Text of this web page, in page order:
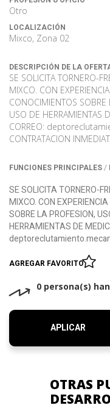
Otro
LOCALIZACIÓN
Mixco, Zona 02
DESCRIPCIÓN DE LA
SE SOLICITA TORNERO-
MIXCO. CON
CONOCIMIENTOS
USO DE HERRAMIENTAS
CORREO:
CONTRATACION
FUNCIONES PRINCIPALES /
SE SOLICITA TORNERO-
MIXCO. CON
SOBRE LA PROFESION,
HERRAMIENTAS DE
AGREGAR FAVORITO
0 persona(s)
APLICAR
OTRAS